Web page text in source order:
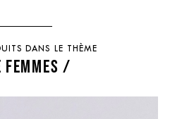
DANS LE THÈME
FEMMES /